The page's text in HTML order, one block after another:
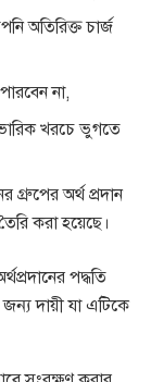
অতিরিক্ত চার্জ
না,
খরচে ভুগতে
গ্রুপের অর্থ প্রদান
করা হয়েছে।
পদ্ধতি
দায়ী যা এটিকে